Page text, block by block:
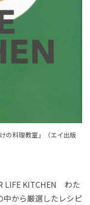
の料理教室」（エイ出版
LIFE KITCHEN わた
中から厳選したレシピ